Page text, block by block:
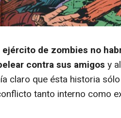
de zombies no
contra sus amigos y
claro que ésta historia
tanto interno como